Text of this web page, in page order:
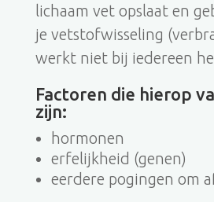
lichaam vet opslaat en
je vetstofwisseling
werkt niet bij iedereen
Factoren die hierop
zijn:
hormonen
erfelijkheid (genen)
eerdere pogingen om